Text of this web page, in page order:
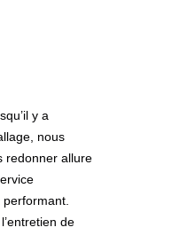
y a
nous
redonner allure
de